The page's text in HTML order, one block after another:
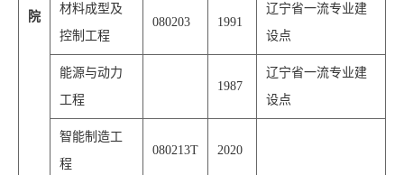
院
材料成型及
控制工程
080203 1991
辽宁省一流专业建
设点
能源与动力
工程
1987
辽宁省一流专业建
设点
智能制造工
程
080213T 2020